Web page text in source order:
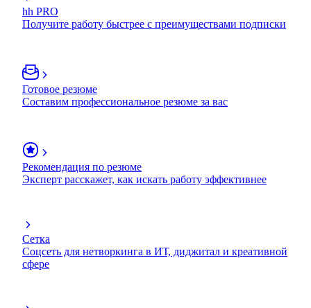
hh PRO
Получите работу быстрее с преимуществами подписки
Готовое резюме
Составим профессиональное резюме за вас
Рекомендация по резюме
Эксперт расскажет, как искать работу эффективнее
Сетка
Соцсеть для нетворкинга в ИТ, диджитал и креативной
сфере